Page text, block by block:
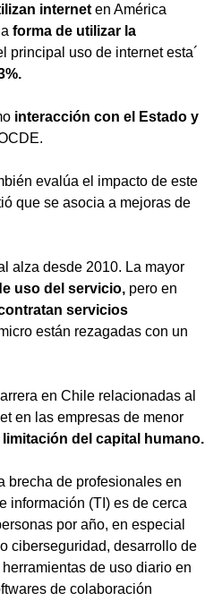
internet en América
forma de utilizar la
principal uso de internet esta´
interacción con el Estado y
evalúa el impacto de este
que se asocia a mejoras de
alza desde 2010. La mayor
uso del servicio, pero en
servicios
están rezagadas con un
en Chile relacionadas al
en las empresas de menor
limitación del capital humano.
brecha de profesionales en
información (TI) es de cerca
por año, en especial
ciberseguridad, desarrollo de
de uso diario en
de colaboración